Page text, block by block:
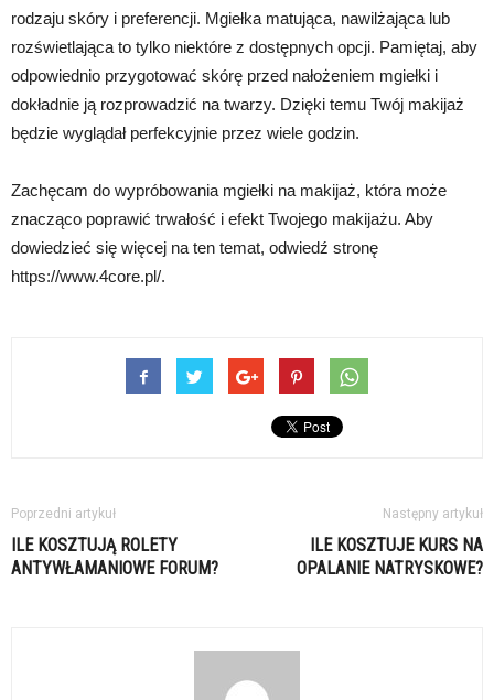
rodzaju skóry i preferencji. Mgiełka matująca, nawilżająca lub
rozświetlająca to tylko niektóre z dostępnych opcji. Pamiętaj, aby
odpowiednio przygotować skórę przed nałożeniem mgiełki i
dokładnie ją rozprowadzić na twarzy. Dzięki temu Twój makijaż
będzie wyglądał perfekcyjnie przez wiele godzin.
Zachęcam do wypróbowania mgiełki na makijaż, która może
znacząco poprawić trwałość i efekt Twojego makijażu. Aby
dowiedzieć się więcej na ten temat, odwiedź stronę
https://www.4core.pl/.
Poprzedni artykuł
ILE KOSZTUJĄ ROLETY
ANTYWŁAMANIOWE FORUM?
Następny artykuł
ILE KOSZTUJE KURS NA
OPALANIE NATRYSKOWE?